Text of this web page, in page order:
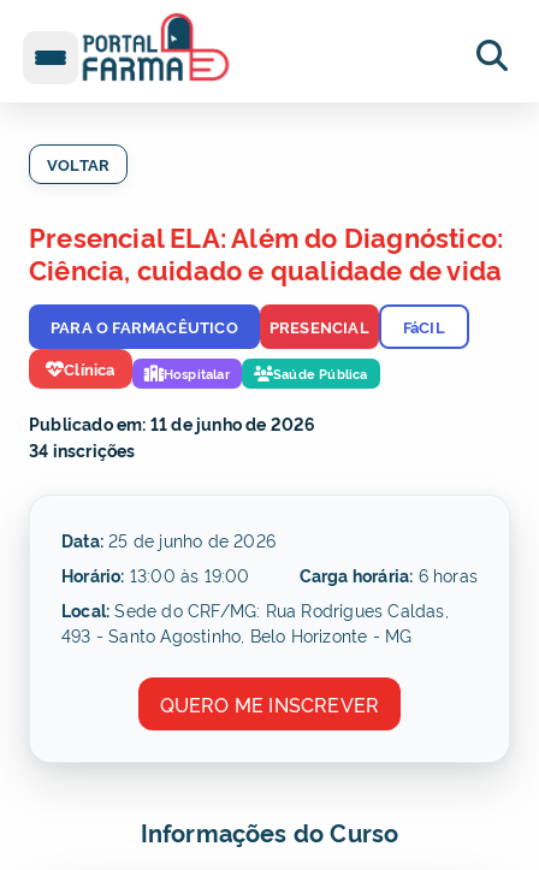
VOLTAR
Presencial ELA: Além do Diagnóstico:
Ciência, cuidado e qualidade de vida
PARA O FARMACÊUTICO PRESENCIAL
FáCIL
Clínica
Hospitalar Saúde Pública
Publicado em: 11 de junho de 2026
34 inscrições
Data: 25 de junho de 2026
Horário: 13:00 às 19:00 Carga horária: 6 horas
Local: Sede do CRF/MG: Rua Rodrigues Caldas,
493 - Santo Agostinho, Belo Horizonte - MG
QUERO ME INSCREVER
Informações do Curso